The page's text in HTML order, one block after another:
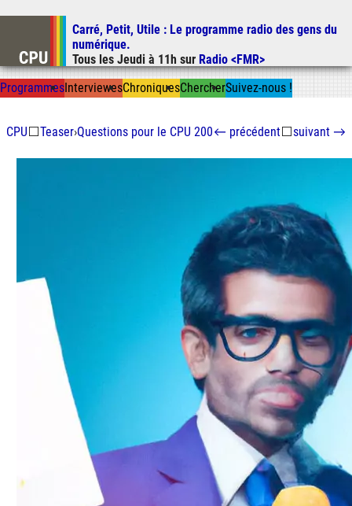
Aller au contenu
Aller à la recherche
Carré, Petit, Utile : Le programme radio des gens du
numérique.
Tous les Jeudi à 11h sur Radio <FMR>
ProgrammesInterviewesChroniquesChercherSuivez-nous !
CPU⬜Teaser›Questions pour le CPU 200← précédent⬜suivant →